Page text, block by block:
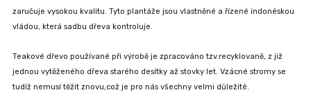
zaručuje vysokou kvalitu. Tyto plantáže jsou vlastněné a řízené indonéskou
vládou, která sadbu dřeva kontroluje.
Teakové dřevo používané při výrobě je zpracováno tzv.recyklovaně, z již
jednou vytěženého dřeva starého desítky až stovky let. Vzácné stromy se
tudíž nemusí těžit znovu,což je pro nás všechny velmi důležité.